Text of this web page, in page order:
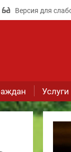
Версия для
Услуги